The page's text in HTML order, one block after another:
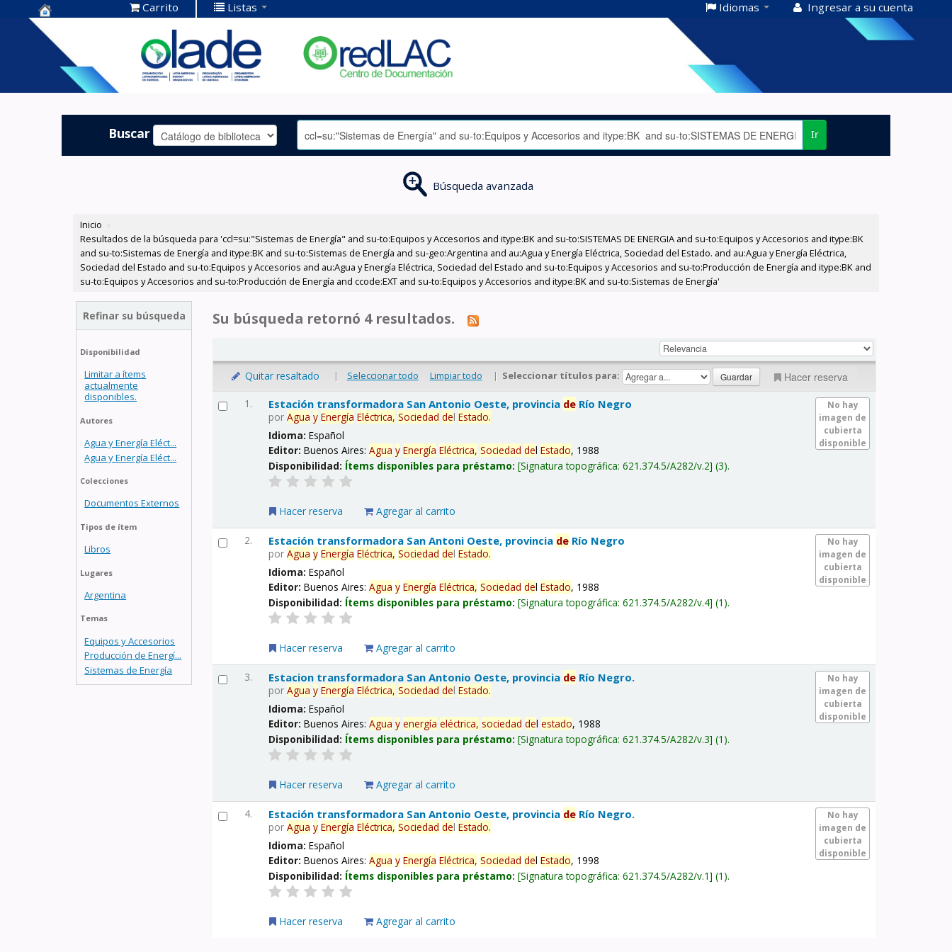
Centro de
Documentación
OLADE -
Carrito Listas Idiomas Ingresar a su cuenta
Buscar Ir
Búsqueda avanzada
Inicio ›
Resultados de la búsqueda para 'ccl=su:"Sistemas de Energía" and su-to:Equipos y Accesorios and itype:BK and su-to:SISTEMAS DE ENERGIA and su-to:Equipos y Accesorios and itype:BK
and su-to:Sistemas de Energía and itype:BK and su-to:Sistemas de Energía and su-geo:Argentina and au:Agua y Energía Eléctrica, Sociedad del Estado. and au:Agua y Energía Eléctrica,
Sociedad del Estado and su-to:Equipos y Accesorios and au:Agua y Energía Eléctrica, Sociedad del Estado and su-to:Equipos y Accesorios and su-to:Producción de Energía and itype:BK and
su-to:Equipos y Accesorios and su-to:Producción de Energía and ccode:EXT and su-to:Equipos y Accesorios and itype:BK and su-to:Sistemas de Energía'
Refinar su búsqueda
Disponibilidad
Limitar a ítems
actualmente
disponibles.
Autores
Agua y Energía Eléct...
Agua y Energía Eléct...
Colecciones
Documentos Externos
Tipos de ítem
Libros
Lugares
Argentina
Temas
Equipos y Accesorios
Producción de Energí...
Sistemas de Energía
Su búsqueda retornó 4 resultados.
Quitar resaltado | Seleccionar todo Limpiar todo | Seleccionar títulos para: Hacer reserva
1.
No hay
imagen de
cubierta
disponible
Estación transformadora San Antonio Oeste, provincia de Río Negro
porAgua y Energía Eléctrica, Sociedad delEstado.
Idioma:Español
Editor:Buenos Aires:Agua y Energía Eléctrica, Sociedad delEstado, 1988
Disponibilidad: Ítems disponibles para préstamo: Signatura topográfica:621.374.5/A282/v.2 (3).
Hacer reserva Agregar al carrito
2.
No hay
imagen de
cubierta
disponible
Estación transformadora San Antoni Oeste, provincia de Río Negro
porAgua y Energía Eléctrica, Sociedad delEstado.
Idioma:Español
Editor:Buenos Aires:Agua y Energía Eléctrica, Sociedad delEstado, 1988
Disponibilidad: Ítems disponibles para préstamo: Signatura topográfica:621.374.5/A282/v.4 (1).
Hacer reserva Agregar al carrito
3.
No hay
imagen de
cubierta
disponible
Estacion transformadora San Antonio Oeste, provincia de Río Negro.
porAgua y Energía Eléctrica, Sociedad delEstado.
Idioma:Español
Editor:Buenos Aires:Agua y energía eléctrica, sociedad delestado, 1988
Disponibilidad: Ítems disponibles para préstamo: Signatura topográfica:621.374.5/A282/v.3 (1).
Hacer reserva Agregar al carrito
4.
No hay
imagen de
cubierta
disponible
Estación transformadora San Antonio Oeste, provincia de Río Negro.
porAgua y Energía Eléctrica, Sociedad delEstado.
Idioma:Español
Editor:Buenos Aires:Agua y Energía Eléctrica, Sociedad delEstado, 1998
Disponibilidad: Ítems disponibles para préstamo: Signatura topográfica:621.374.5/A282/v.1 (1).
Hacer reserva Agregar al carrito